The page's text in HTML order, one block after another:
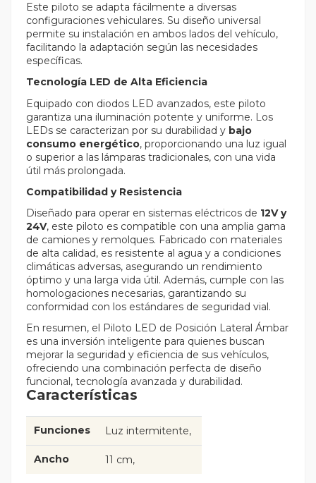
Este piloto se adapta fácilmente a diversas
configuraciones vehiculares. Su diseño universal
permite su instalación en ambos lados del vehículo,
facilitando la adaptación según las necesidades
específicas.
Tecnología LED de Alta Eficiencia
Equipado con diodos LED avanzados, este piloto
garantiza una iluminación potente y uniforme. Los
LEDs se caracterizan por su durabilidad y bajo
consumo energético, proporcionando una luz igual
o superior a las lámparas tradicionales, con una vida
útil más prolongada.
Compatibilidad y Resistencia
Diseñado para operar en sistemas eléctricos de 12V y
24V, este piloto es compatible con una amplia gama
de camiones y remolques. Fabricado con materiales
de alta calidad, es resistente al agua y a condiciones
climáticas adversas, asegurando un rendimiento
óptimo y una larga vida útil. Además, cumple con las
homologaciones necesarias, garantizando su
conformidad con los estándares de seguridad vial.
En resumen, el Piloto LED de Posición Lateral Ámbar
es una inversión inteligente para quienes buscan
mejorar la seguridad y eficiencia de sus vehículos,
ofreciendo una combinación perfecta de diseño
funcional, tecnología avanzada y durabilidad.
Características
Funciones Luz intermitente
Ancho 11 cm